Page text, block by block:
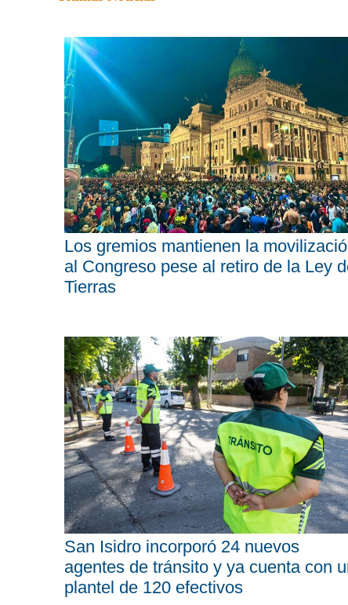
Los gremios mantienen la
al Congreso pese al retiro de la Ley
Tierras
San Isidro incorporó 24 nuevos
agentes de tránsito y ya cuenta con
plantel de 120 efectivos